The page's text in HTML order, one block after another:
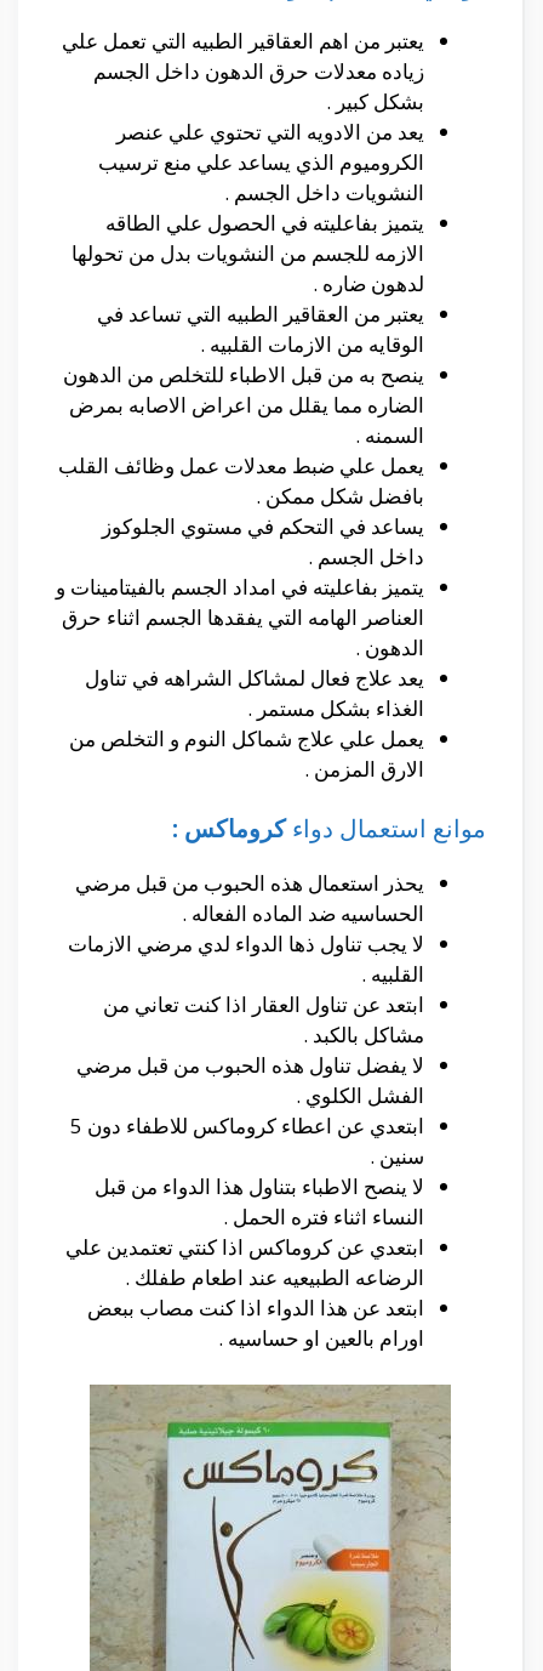
يعتبر من اهم العقاقير الطبيه التي تعمل علي
زياده معدلات حرق الدهون داخل الجسم
بشكل كبير .
يعد من الادويه التي تحتوي علي عنصر
الكروميوم الذي يساعد علي منع ترسيب
النشويات داخل الجسم .
يتميز بفاعليته في الحصول علي الطاقه
الازمه للجسم من النشويات بدل من تحولها
لدهون ضاره .
يعتبر من العقاقير الطبيه التي تساعد في
الوقايه من الازمات القلبيه .
ينصح به من قبل الاطباء للتخلص من الدهون
الضاره مما يقلل من اعراض الاصابه بمرض
السمنه .
يعمل علي ضبط معدلات عمل وظائف القلب
بافضل شكل ممكن .
يساعد في التحكم في مستوي الجلوكوز
داخل الجسم .
يتميز بفاعليته في امداد الجسم بالفيتامينات و
العناصر الهامه التي يفقدها الجسم اثناء حرق
الدهون .
يعد علاج فعال لمشاكل الشراهه في تناول
الغذاء بشكل مستمر .
يعمل علي علاج شماكل النوم و التخلص من
الارق المزمن .
موانع استعمال دواءكروماكس :
يحذر استعمال هذه الحبوب من قبل مرضي
الحساسيه ضد الماده الفعاله .
لا يجب تناول ذها الدواء لدي مرضي الازمات
القلبيه .
ابتعد عن تناول العقار اذا كنت تعاني من
مشاكل بالكبد .
لا يفضل تناول هذه الحبوب من قبل مرضي
الفشل الكلوي .
ابتعدي عن اعطاء كروماكس للاطفاء دون 5
سنين .
لا ينصح الاطباء بتناول هذا الدواء من قبل
النساء اثناء فتره الحمل .
ابتعدي عن كروماكس اذا كنتي تعتمدين علي
الرضاعه الطبيعيه عند اطعام طفلك .
ابتعد عن هذا الدواء اذا كنت مصاب ببعض
اورام بالعين او حساسيه .